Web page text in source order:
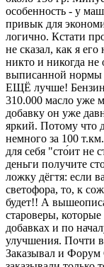
особенность - у
привык для
логично. Кстати
не сказал, как я
никто и никогда
выписанной нормы
ЕЩЁ лучше!
310.000 масло уже
добавку он уже
яркий. Потому что
немного за 100
для себя "сто́ит не
деньги получите
ложку дёгтя: если
светофора, то, к
будет!! А
староверы,
добавках и по
улучшения. Почти
Заказывал и